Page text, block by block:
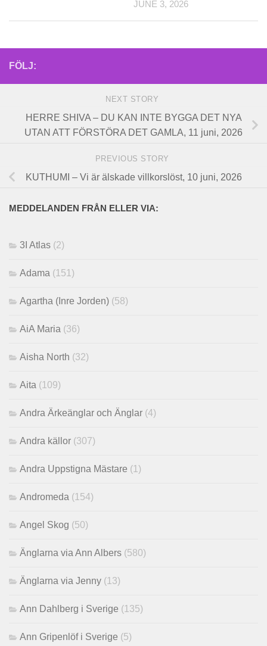
JUNE 3, 2026
FÖLJ:
NEXT STORY
HERRE SHIVA – DU KAN INTE BYGGA DET NYA
UTAN ATT FÖRSTÖRA DET GAMLA, 11 juni, 2026
PREVIOUS STORY
KUTHUMI – Vi är älskade villkorslöst, 10 juni, 2026
MEDDELANDEN FRÅN ELLER VIA:
3I Atlas (2)
Adama (151)
Agartha (Inre Jorden) (58)
AiA Maria (36)
Aisha North (32)
Aita (109)
Andra Ärkeänglar och Änglar (4)
Andra källor (307)
Andra Uppstigna Mästare (1)
Andromeda (154)
Angel Skog (50)
Änglarna via Ann Albers (580)
Änglarna via Jenny (13)
Ann Dahlberg i Sverige (135)
Ann Gripenlöf i Sverige (5)